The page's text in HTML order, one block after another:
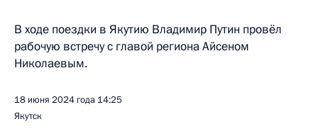
В ходе поездки в Якутию Владимир Путин провёл
рабочую встречу с главой региона Айсеном
Николаевым.
18 июня 2024 года 14:25
Якутск